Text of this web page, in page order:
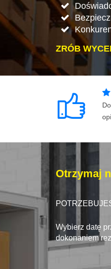
ZRÓB
Otrzymaj
Wybierz datę
dokonaniem